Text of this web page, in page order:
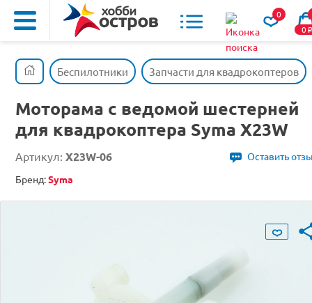
0
0o
Беспилотники Запчасти для квадрокоптеров
Моторама с ведомой шестерней
для квадрокоптера Syma X23W
Артикул: X23W-06
Оставить
Бренд:Syma